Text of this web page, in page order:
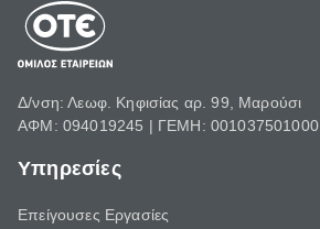
Δ/νση: Λεωφ. Κηφισίας αρ. 99, Μαρούσι
ΑΦΜ: 094019245 | ΓΕΜΗ: 001037501000
Υπηρεσίες
Επείγουσες Εργασίες